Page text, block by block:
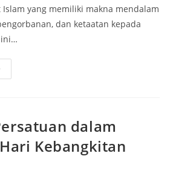
yang memiliki makna mendalam
dan ketaatan kepada
ini…
dalam
Kebangkitan